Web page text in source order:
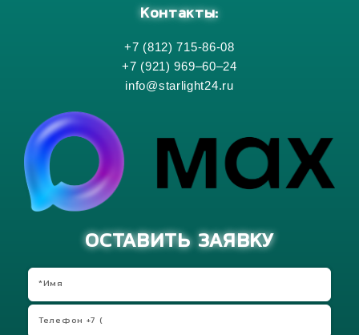
Контакты:
+7 (812) 715-86-08
+7 (921) 969–60–24
info@starlight24.ru
ОСТАВИТЬ ЗАЯВКУ